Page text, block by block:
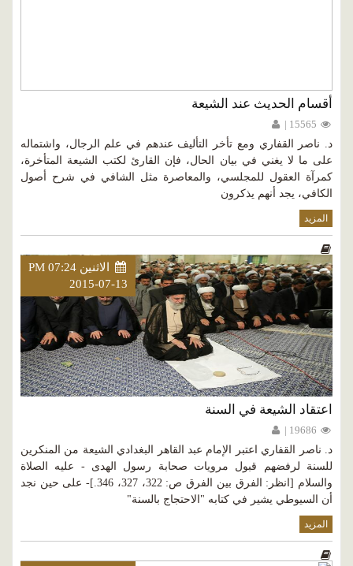
أقسام الحديث عند الشيعة
د. ناصر القفاري ومع تأخر التأليف عندهم في علم الرجال، واشتماله
على ما لا يغني في بيان الحال، فإن القارئ لكتب الشيعة المتأخرة،
كمرآة العقول للمجلسي، والمعاصرة مثل الشافي في شرح أصول
الكافي، يجد أنهم يذكرون
المزيد
الاثنين PM 07:24
2015-07-13
اعتقاد الشيعة في السنة
د. ناصر القفاري اعتبر الإمام عبد القاهر البغدادي الشيعة من المنكرين
للسنة لرفضهم قبول مرويات صحابة رسول الهدى - عليه الصلاة
والسلام [انظر: الفرق بين الفرق ص: 322، 327، 346.]- على حين نجد
أن السيوطي يشير في كتابه "الاحتجاج بالسنة"
المزيد